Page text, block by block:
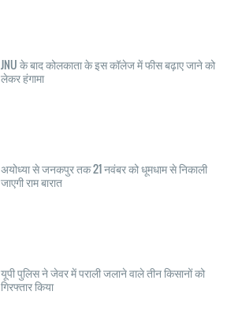
JNU के बाद कोलकाता के इस कॉलेज में फीस बढ़ाए जाने को
लेकर हंगामा
अयोध्या से जनकपुर तक 21 नवंबर को धूमधाम से निकाली
जाएगी राम बारात
यूपी पुलिस ने जेवर में पराली जलाने वाले तीन किसानों को
गिरफ्तार किया